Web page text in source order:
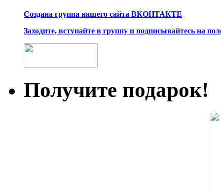
Создана группа нашего сайта ВКОНТАКТЕ
Заходите, вступайте в группу и подписывайтесь на
Получите подарок!